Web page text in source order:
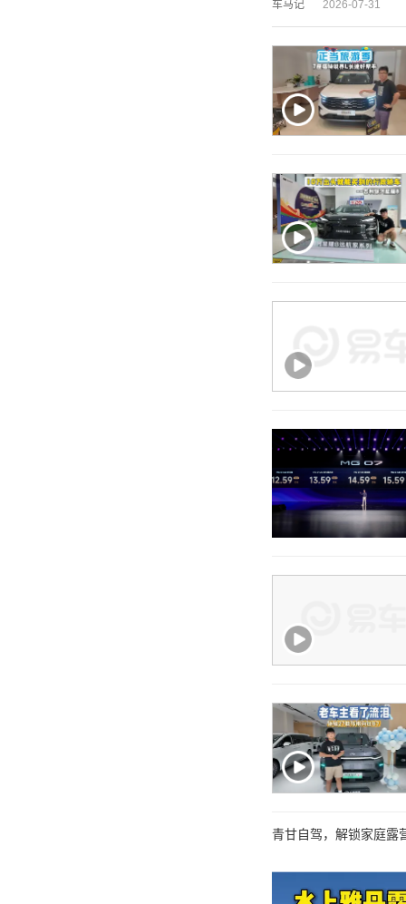
车马记 2026-07-31
青甘自驾，解锁家庭露